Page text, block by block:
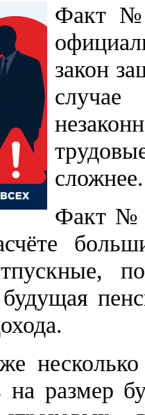
Факт №
закон
сложнее.
Факт №
на размер